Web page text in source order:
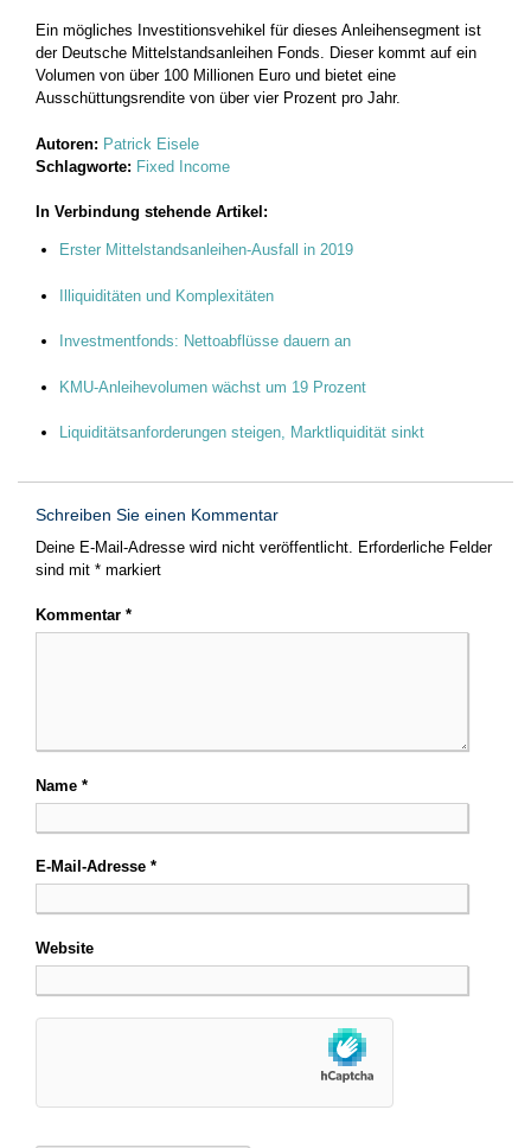
Ein mögliches Investitionsvehikel für dieses Anleihensegment ist
der Deutsche Mittelstandsanleihen Fonds. Dieser kommt auf ein
Volumen von über 100 Millionen Euro und bietet eine
Ausschüttungsrendite von über vier Prozent pro Jahr.
Autoren: Patrick Eisele
Schlagworte: Fixed Income
In Verbindung stehende Artikel:
Erster Mittelstandsanleihen-Ausfall in 2019
Illiquiditäten und Komplexitäten
Investmentfonds: Nettoabflüsse dauern an
KMU-Anleihevolumen wächst um 19 Prozent
Liquiditätsanforderungen steigen, Marktliquidität sinkt
Schreiben Sie einen Kommentar
Deine E-Mail-Adresse wird nicht veröffentlicht. Erforderliche Felder
sind mit * markiert
Kommentar *
Name *
E-Mail-Adresse *
Website